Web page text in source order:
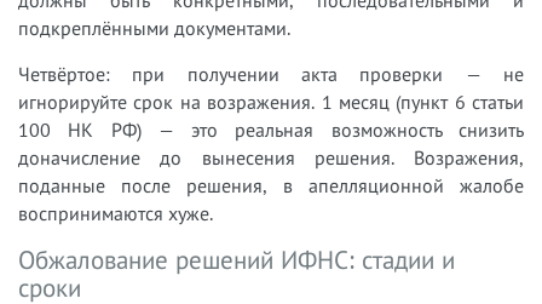
подкреплёнными документами.
Четвёртое: при получении акта проверки — не
игнорируйте срок на возражения. 1 месяц (пункт 6 статьи
100 НК РФ) — это реальная возможность снизить
доначисление до вынесения решения. Возражения,
поданные после решения, в апелляционной жалобе
воспринимаются хуже.
Обжалование решений ИФНС: стадии и
сроки